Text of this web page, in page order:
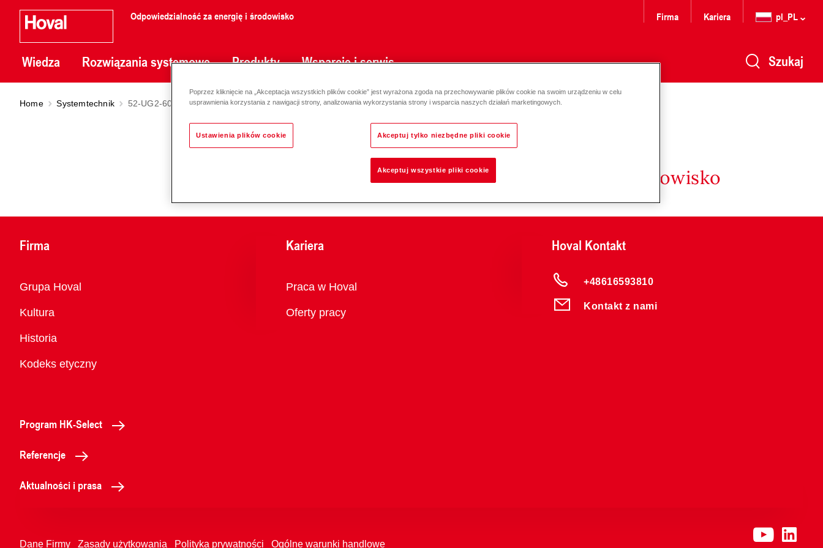
Odpowiedzialność za energię i środowisko
Wiedza Rozwiązania systemowe Produkty Wsparcie i serwis
Firma Kariera pl_PL
Szukaj
Home Systemtechnik 52-UG2-6010
Odpowiedzialność za energię i środowisko
Firma
Przegląd
Grupa Hoval
Kultura
Historia
Kodeks etyczny
Kariera
Przegląd
Praca w Hoval
Oferty pracy
Hoval Kontakt
+48616593810
Kontakt z nami
Program HK-Select
Referencje
Aktualności i prasa
Dane Firmy Zasady użytkowania Polityka prywatności Ogólne warunki handlowe
Poprzez kliknięcie na „Akceptacja wszystkich plików cookie” jest wyrażona zgoda na przechowywanie plików cookie na swoim urządzeniu w celu
usprawnienia korzystania z nawigacji strony, analizowania wykorzystania strony i wsparcia naszych działań marketingowych.
Ustawienia plików cookie Akceptuj tylko niezbędne pliki cookie
Akceptuj wszystkie pliki cookie